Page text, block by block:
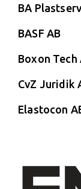
BA
BASF AB
Boxon Tech
CvZ Juridik
Elastocon